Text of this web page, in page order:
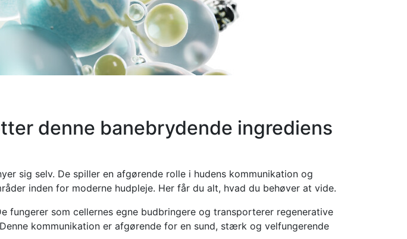
denne banebrydende ingrediens
sig selv. De spiller en afgørende rolle i hudens kommunikation og
inden for moderne hudpleje. Her får du alt, hvad du behøver at vide.
fungerer som cellernes egne budbringere og transporterer regenerative
kommunikation er afgørende for en sund, stærk og velfungerende